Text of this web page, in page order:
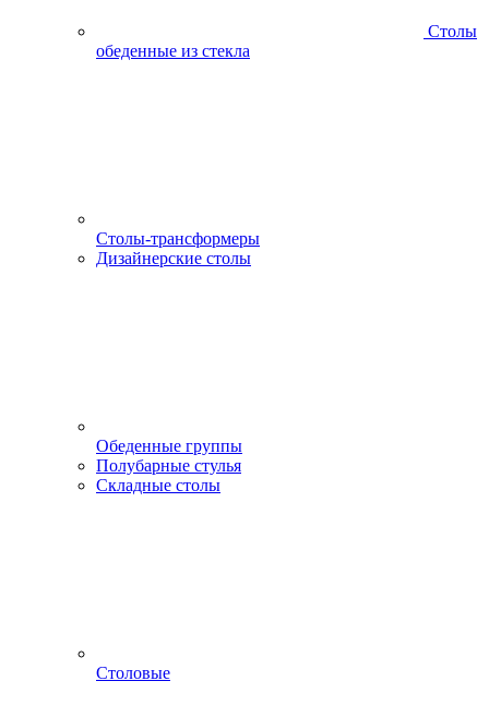
Столы
обеденные из стекла
Столы-трансформеры
Дизайнерские столы
Обеденные группы
Полубарные стулья
Складные столы
Столовые